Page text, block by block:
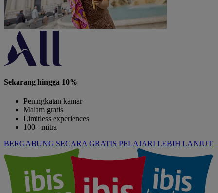
Sekarang hingga 10%
Peningkatan kamar
Malam gratis
Limitless experiences
100+ mitra
BERGABUNG SECARA GRATIS PELAJARI LEBIH LANJUT